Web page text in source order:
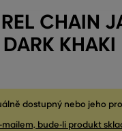
CHAIN
KHAKI
dostupný nebo jeho
bude-li produkt